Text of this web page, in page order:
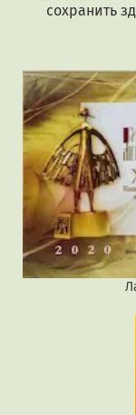
сохранить